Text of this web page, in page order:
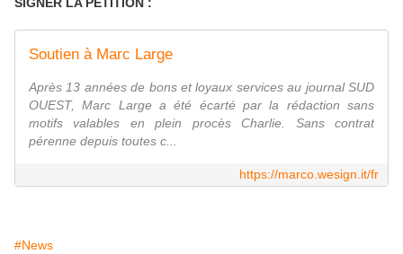
Soutien à Marc Large
Après 13 années de bons et loyaux services au journal SUD
OUEST, Marc Large a été écarté par la rédaction sans
motifs valables en plein procès Charlie. Sans contrat
pérenne depuis toutes c...
https://marco.wesign.it/fr
#News